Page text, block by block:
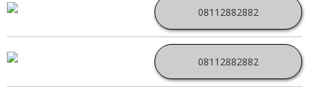
08112882882
08112882882